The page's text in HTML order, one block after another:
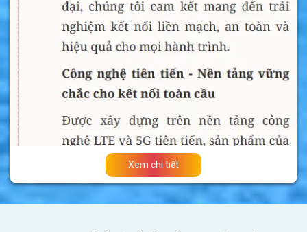
người khuyên dùng.
Nếu bạn sắp đi du lịch đến Isle of Man thì hãy
nên mua sim 4G để thoải mái vào mạng mà
không phải đăng ký chuyển vùng quốc tế, tiết
kiệm tiền đăng ký và mua gói cước nhà mạng.
Xem chi tiết